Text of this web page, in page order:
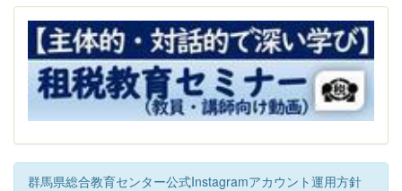
群馬県総合教育センター公式Instagramアカウント運用方針